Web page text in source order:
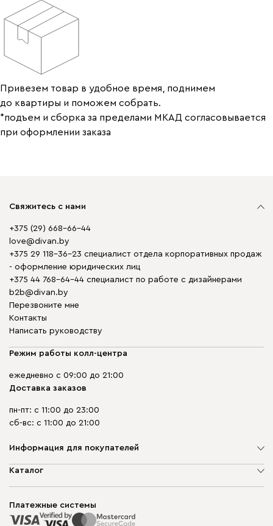
Привезем товар в удобное время, поднимем
до квартиры и поможем собрать.
*подъем и сборка за пределами МКАД согласовывается
при оформлении заказа
Свяжитесь с нами
+375 (29) 668-66-44
love@divan.by
+375 29 118-36-23 специалист отдела корпоративных продаж
- оформление юридических лиц
+375 44 768-64-44 специалист по работе с дизайнерами
b2b@divan.by
Перезвоните мне
Контакты
Написать руководству
Режим работы колл-центра
ежедневно с 09:00 до 21:00
Доставка заказов
пн-пт: с 11:00 до 23:00
сб-вс: с 11:00 до 21:00
Информация для покупателей
О компании
Способы оплаты
Рассрочка и кредит
Каталог
Корпусная мебель
Распродажа мебели
Платежные системы